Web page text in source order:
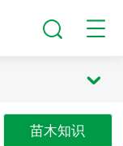
苗木知识